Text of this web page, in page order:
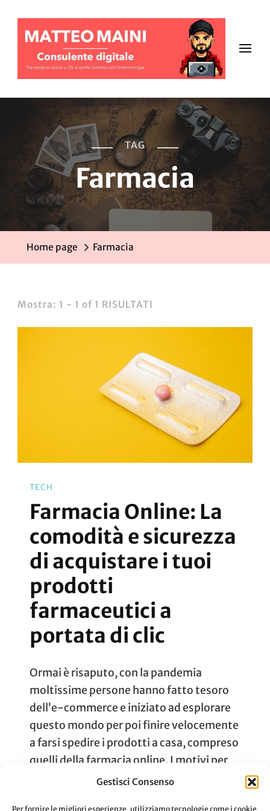
Gestisci Consenso
Per fornire le migliori esperienze, utilizziamo tecnologie come i cookie
TAG
Farmacia
Home page Farmacia
Mostra: 1 - 1 of 1 RISULTATI
TECH
Farmacia Online: La
comodità e sicurezza
di acquistare i tuoi
prodotti
farmaceutici a
portata di clic
Ormai è risaputo, con la pandemia
moltissime persone hanno fatto tesoro
dell’e-commerce e iniziato ad esplorare
questo mondo per poi finire velocemente
a farsi spedire i prodotti a casa, compreso
quelli della farmacia online. I motivi per
cui ci si affida agli acquisti in internet non